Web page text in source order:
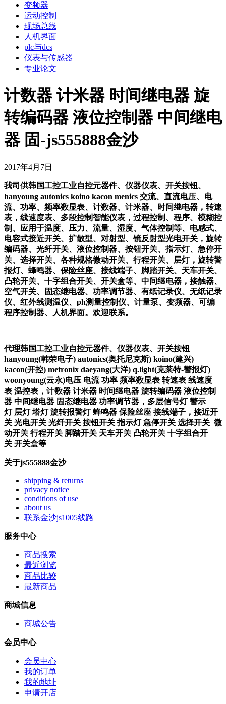
变频器
运动控制
现场总线
人机界面
plc与dcs
仪表与传感器
专业论文
计数器 计米器 时间继电器 旋
转编码器 液位控制器 中间继电
器 固-js555888金沙
2017年4月7日
我司供韩国工控工业自控元器件、仪器仪表、开关按钮、
hanyoung autonics koino kacon menics 交流、直流电压、电
流、功率、频率数显表、计数器、计米器、时间继电器，转速
表，线速度表、多段控制智能仪表，过程控制、程序、模糊控
制、应用于温度、压力、流量、湿度、气体控制等、电感式、
电容式接近开关、扩散型、对射型、镜反射型光电开关，旋转
编码器、光纤开关、液位控制器、按钮开关、指示灯、急停开
关、选择开关、各种规格微动开关、行程开关、层灯，旋转警
报灯、蜂鸣器、保险丝座、接线端子、脚踏开关、天车开关、
凸轮开关、十字组合开关、开关盒等、中间继电器，接触器、
空气开关、固态继电器、功率调节器、有纸记录仪、无纸记录
仪、红外线测温仪、ph测量控制仪、计量泵、变频器、可编
程序控制器、人机界面。欢迎联系。
代理韩国工控工业自控元器件、仪器仪表、开关按钮
hanyoung(韩荣电子) autonics(奥托尼克斯) koino(建兴)
kacon(开控) metronix daeyang(大洋) q.light(克莱特-警报灯)
woonyoung(云永)电压 电流 功率 频率数显表 转速表 线速度
表 温控表，计数器 计米器 时间继电器 旋转编码器 液位控制
器 中间继电器 固态继电器 功率调节器，多层信号灯 警示
灯 层灯 塔灯 旋转报警灯 蜂鸣器 保险丝座 接线端子，接近开
关 光电开关 光纤开关 按钮开关 指示灯 急停开关 选择开关 微
动开关 行程开关 脚踏开关 天车开关 凸轮开关 十字组合开
关 开关盒等
关于js555888金沙
shipping & returns
privacy notice
conditions of use
about us
联系金沙js1005线路
服务中心
商品搜索
最近浏览
商品比较
最新商品
商城信息
商城公告
会员中心
会员中心
我的订单
我的地址
申请开店